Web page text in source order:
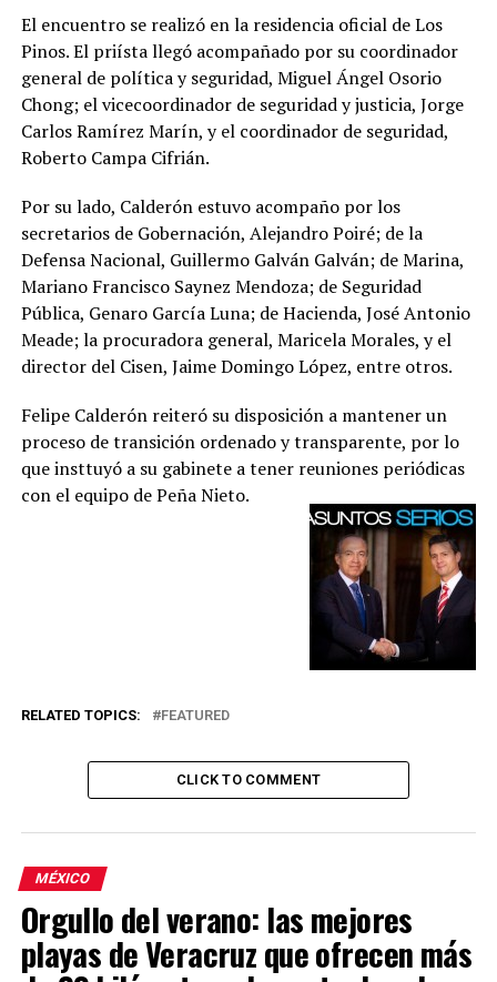
El encuentro se realizó en la residencia oficial de Los
Pinos. El priísta llegó acompañado por su coordinador
general de política y seguridad, Miguel Ángel Osorio
Chong; el vicecoordinador de seguridad y justicia, Jorge
Carlos Ramírez Marín, y el coordinador de seguridad,
Roberto Campa Cifrián.
Por su lado, Calderón estuvo acompaño por los
secretarios de Gobernación, Alejandro Poiré; de la
Defensa Nacional, Guillermo Galván Galván; de Marina,
Mariano Francisco Saynez Mendoza; de Seguridad
Pública, Genaro García Luna; de Hacienda, José Antonio
Meade; la procuradora general, Maricela Morales, y el
director del Cisen, Jaime Domingo López, entre otros.
Felipe Calderón reiteró su disposición a mantener un
proceso de transición ordenado y transparente, por lo
que insttuyó a su gabinete a tener reuniones periódicas
con el equipo de Peña Nieto.
RELATED TOPICS: FEATURED
CLICK TO COMMENT
MÉXICO
Orgullo del verano: las mejores
playas de Veracruz que ofrecen más